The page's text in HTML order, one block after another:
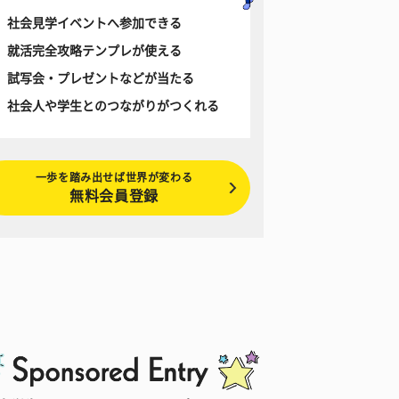
社会見学イベントへ参加できる
就活完全攻略テンプレが使える
試写会・プレゼントなどが当たる
社会人や学生とのつながりがつくれる
一歩を踏み出せば世界が変わる
無料会員登録